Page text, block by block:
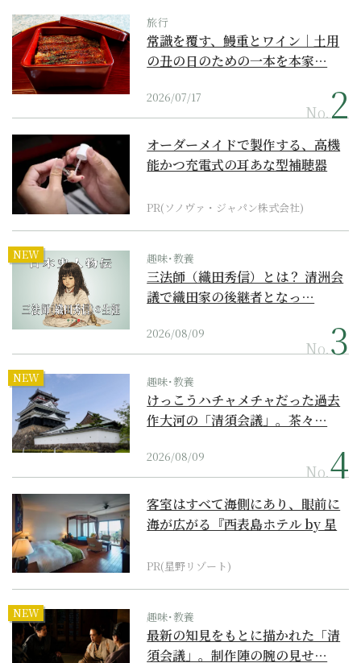
旅行
常識を覆す、鰻重とワイン｜土用
の丑の日のための一本を本家…
2026/07/17
No.
オーダーメイドで製作する、高機
能かつ充電式の耳あな型補聴器
PR(ソノヴァ・ジャパン株式会社)
NEW 趣味･教養
三法師（織田秀信）とは？ 清洲会
議で織田家の後継者となっ…
2026/08/09
No.
NEW 趣味･教養
けっこうハチャメチャだった過去
作大河の「清須会議」。茶々…
2026/08/09
No.
客室はすべて海側にあり、眼前に
海が広がる『西表島ホテル by 星
PR(星野リゾート)
NEW 趣味･教養
最新の知見をもとに描かれた「清
須会議」。制作陣の腕の見せ…